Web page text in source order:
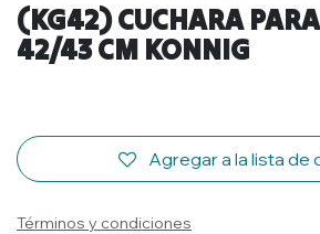
(KG42) CUCHARA
42/43 CM KONNIG
Agregar a la lista de
Términos y condiciones